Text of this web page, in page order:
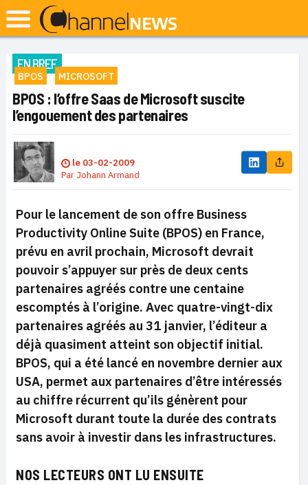
EN BREF
BPOS MICROSOFT
BPOS : l’offre Saas de Microsoft suscite
l’engouement des partenaires
le 03-02-2009
Par Johann Armand
Pour le lancement de son offre Business
Productivity Online Suite (BPOS) en France,
prévu en avril prochain, Microsoft devrait
pouvoir s’appuyer sur près de deux cents
partenaires agréés contre une centaine
escomptés à l’origine. Avec quatre-vingt-dix
partenaires agréés au 31 janvier, l’éditeur a
déjà quasiment atteint son objectif initial.
BPOS, qui a été lancé en novembre dernier aux
USA, permet aux partenaires d’être intéressés
au chiffre récurrent qu’ils génèrent pour
Microsoft durant toute la durée des contrats
sans avoir à investir dans les infrastructures.
NOS LECTEURS ONT LU ENSUITE